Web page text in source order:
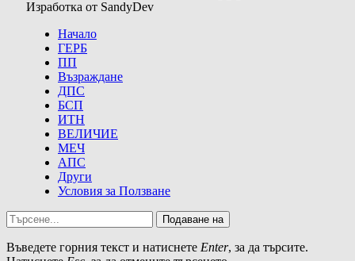
Изработка от SandyDev
Начало
ГЕРБ
ПП
Възраждане
ДПС
БСП
ИТН
ВЕЛИЧИЕ
МЕЧ
АПС
Други
Условия за Ползване
Подаване на
Въведете горния текст и натиснете Enter, за да търсите.